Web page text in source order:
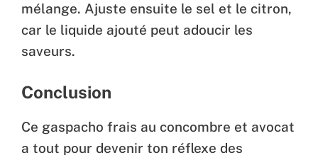
mélange. Ajuste ensuite le sel et le citron,
car le liquide ajouté peut adoucir les
saveurs.
Conclusion
Ce gaspacho frais au concombre et avocat
a tout pour devenir ton réflexe des